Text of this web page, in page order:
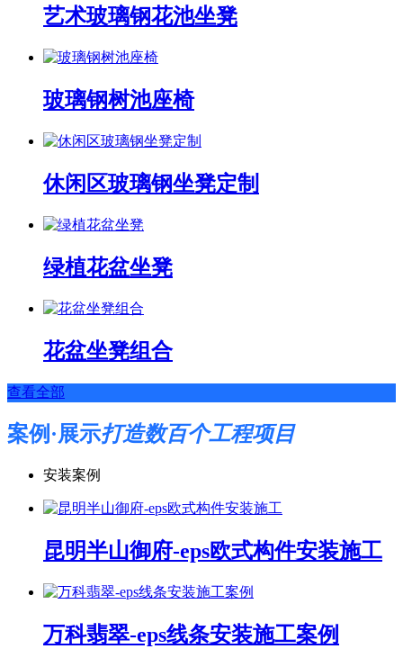
艺术玻璃钢花池坐凳
玻璃钢树池座椅
休闲区玻璃钢坐凳定制
绿植花盆坐凳
花盆坐凳组合
查看全部
案例·展示打造数百个工程项目
安装案例
昆明半山御府-eps欧式构件安装施工
万科翡翠-eps线条安装施工案例